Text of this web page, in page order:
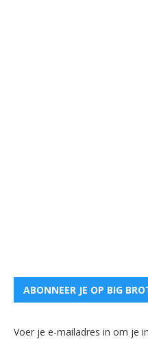
ABONNEER JE OP BIG
Voer je e-mailadres in om je